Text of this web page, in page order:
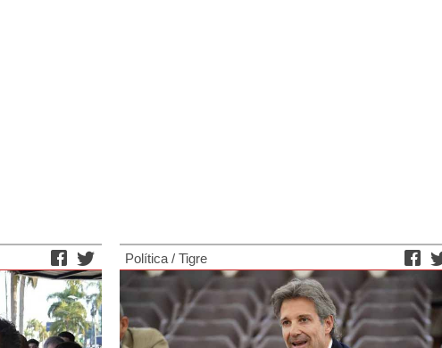
Política / Tigre